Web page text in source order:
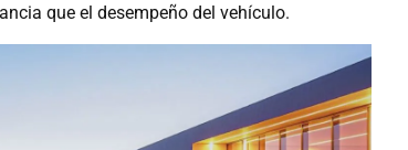
que el desempeño del vehículo.